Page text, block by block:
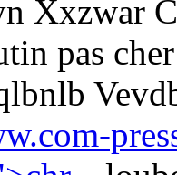
Xxzwar
pas cher